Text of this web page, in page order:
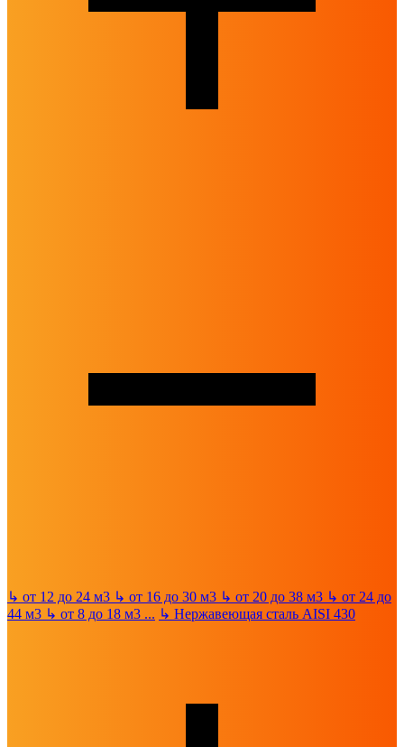
↳ от 12 до 24 м3 ↳ от 16 до 30 м3 ↳ от 20 до 38 м3 ↳ от 24 до
44 м3 ↳ от 8 до 18 м3 ... ↳ Нержавеющая сталь AISI 430